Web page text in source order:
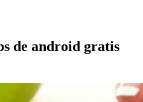
de android gratis